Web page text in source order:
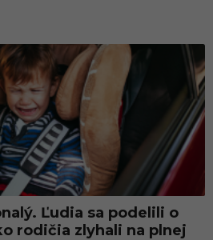
Ľudia sa podelili o
rodičia zlyhali na plnej